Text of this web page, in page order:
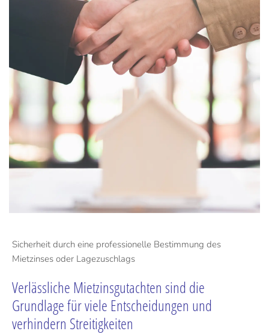
Sicherheit durch eine professionelle Bestimmung des
Mietzinses oder Lagezuschlags
Verlässliche Mietzinsgutachten sind die
Grundlage für viele Entscheidungen und
verhindern Streitigkeiten